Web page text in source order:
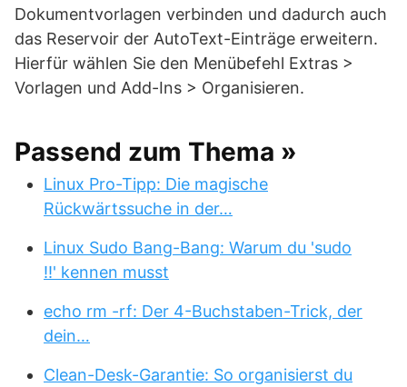
Dokumentvorlagen verbinden und dadurch auch
das Reservoir der AutoText-Einträge erweitern.
Hierfür wählen Sie den Menübefehl Extras >
Vorlagen und Add-Ins > Organisieren.
Passend zum Thema »
Linux Pro-Tipp: Die magische
Rückwärtssuche in der…
Linux Sudo Bang-Bang: Warum du 'sudo
!!' kennen musst
echo rm -rf: Der 4-Buchstaben-Trick, der
dein…
Clean-Desk-Garantie: So organisierst du